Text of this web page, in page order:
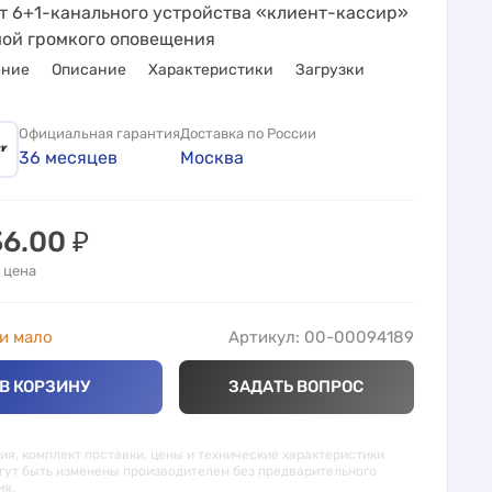
6+1-канального устройства «клиент-кассир»
громкого оповещения
Описание Характеристики Загрузки
Официальная гарантия
36 месяцев
Доставка по России
Москва
₽
цена
мало Артикул: 00-00094189
КОРЗИНУ ЗАДАТЬ ВОПРОС
комплект поставки, цены и технические характеристики
быть изменены производителем без предварительного